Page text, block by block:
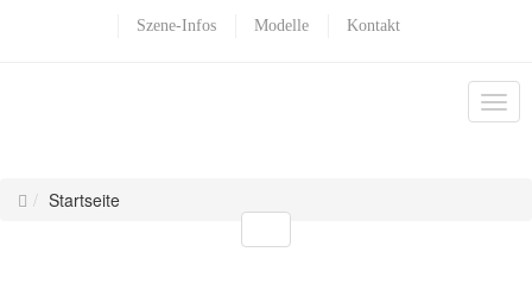
Szene-Infos Modelle Kontakt
Startseite